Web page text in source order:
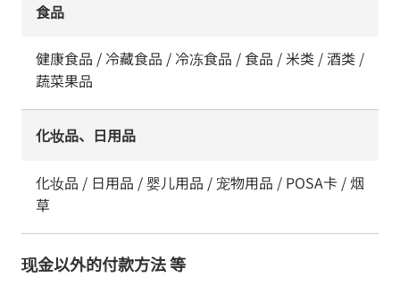
食品
健康食品 / 冷藏食品 / 冷冻食品 / 食品 / 米类 / 酒类 /
蔬菜果品
化妆品、日用品
化妆品 / 日用品 / 婴儿用品 / 宠物用品 / POSA卡 / 烟
草
现金以外的付款方法 等